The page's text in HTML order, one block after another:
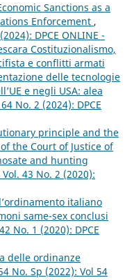
Sanctions as a
Enforcement ,
DPCE ONLINE -
Costituzionalismo,
e conflitti armati
delle tecnologie
e negli USA: alea
No. 2 (2024): DPCE
principle and the
the Court of Justice of
and hunting
Vol. 43 No. 2 (2020):
italiano
same-sex conclusi
No. 1 (2020): DPCE
delle ordinanze
No. Sp (2022): Vol 54